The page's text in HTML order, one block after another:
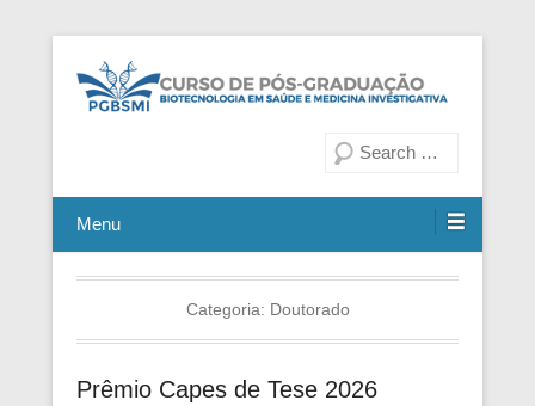
Curso de Pós-Graduação em
Medicina Investigativa
Menu
Categoria: Doutorado
Prêmio Capes de Tese 2026